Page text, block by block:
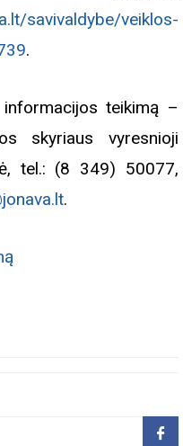
savivaldybe/veiklos-
.
teikimą –
skyriaus vyresnioji
tel.: (8 349) 50077,
.